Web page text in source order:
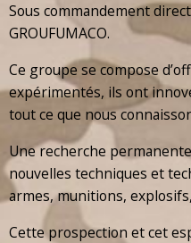
Sous commandement
GROUFUMACO.
Ce groupe se compose
expérimentés, ils ont
tout ce que nous
Une recherche
nouvelles techniques et
armes, munitions,
Cette prospection et cet